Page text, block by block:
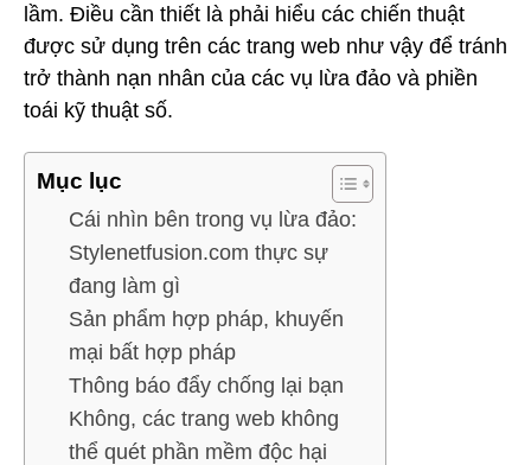
lầm. Điều cần thiết là phải hiểu các chiến thuật
được sử dụng trên các trang web như vậy để tránh
trở thành nạn nhân của các vụ lừa đảo và phiền
toái kỹ thuật số.
Mục lục
Cái nhìn bên trong vụ lừa đảo:
Stylenetfusion.com thực sự
đang làm gì
Sản phẩm hợp pháp, khuyến
mại bất hợp pháp
Thông báo đẩy chống lại bạn
Không, các trang web không
thể quét phần mềm độc hại